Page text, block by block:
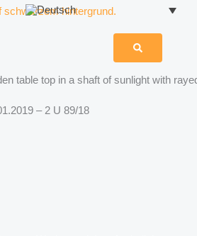
table top in a shaft of sunlight with
– 2 U 89/18